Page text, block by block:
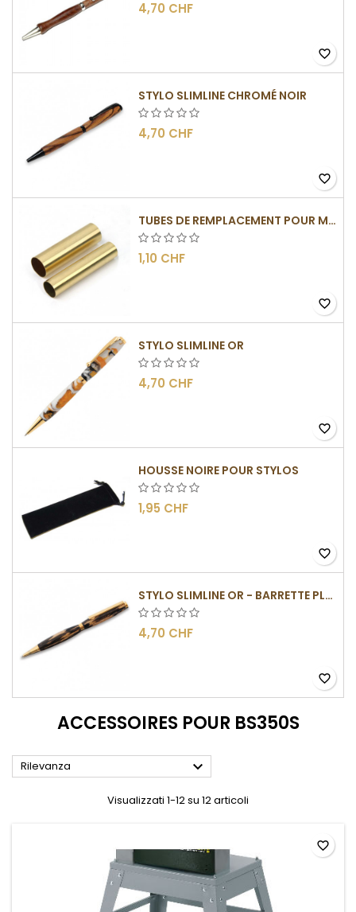
4,70 CHF
favorite_border
STYLO SLIMLINE CHROMÉ NOIR
4,70 CHF
favorite_border
TUBES DE REMPLACEMENT POUR MÉCANISMES SLIMLINE
1,10 CHF
favorite_border
STYLO SLIMLINE OR
4,70 CHF
favorite_border
HOUSSE NOIRE POUR STYLOS
1,95 CHF
favorite_border
STYLO SLIMLINE OR - BARRETTE PLATE
4,70 CHF
favorite_border
ACCESSOIRES POUR BS350S
Rilevanza 
Visualizzati 1-12 su 12 articoli
favorite_border